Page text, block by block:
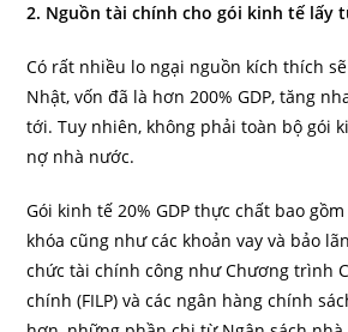
2. Nguồn tài chính cho gói kinh tế lấy
Có rất nhiều lo ngại nguồn kích thích
Nhật, vốn đã là hơn 200% GDP, tăng
tới. Tuy nhiên, không phải toàn bộ gói
nợ nhà nước.
Gói kinh tế 20% GDP thực chất bao
khóa cũng như các khoản vay và bảo
chức tài chính công như Chương trình
chính (FILP) và các ngân hàng chính